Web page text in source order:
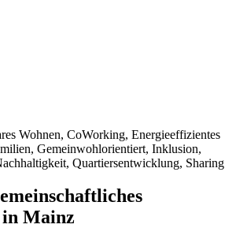
Wohnen, CoWorking, Energieeffizientes
Gemeinwohlorientiert, Inklusion,
Quartiersentwicklung, Sharing
Mainz